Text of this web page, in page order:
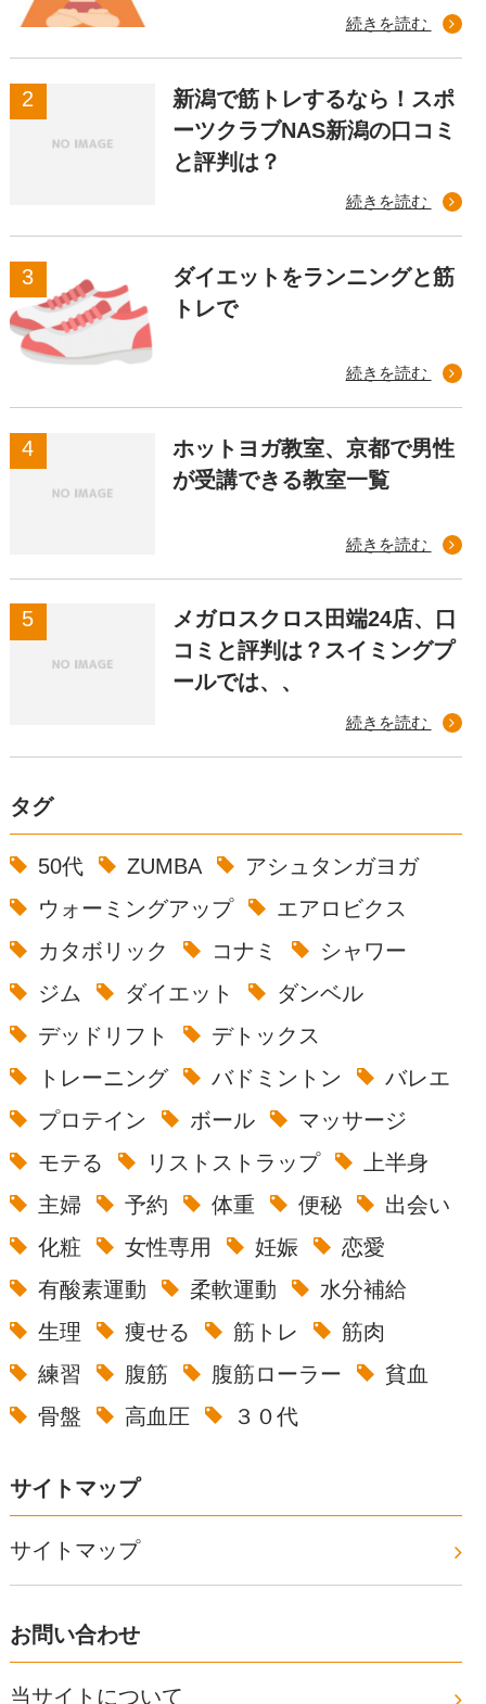
続きを読む
新潟で筋トレするなら！スポ
ーツクラブNAS新潟の口コミ
と評判は？
続きを読む
ダイエットをランニングと筋
トレで
続きを読む
ホットヨガ教室、京都で男性
が受講できる教室一覧
続きを読む
メガロスクロス田端24店、口
コミと評判は？スイミングプ
ールでは、、
続きを読む
タグ
50代 ZUMBA
アシュタンガヨガ
ウォーミングアップ
エアロビクス
カタボリック
コナミ
シャワー
ジム
ダイエット
ダンベル
デッドリフト
デトックス
トレーニング
バドミントン
バレエ
プロテイン
ボール
マッサージ
モテる
リストストラップ
上半身
主婦
予約 体重 便秘
出会い
化粧
女性専用 妊娠
恋愛
有酸素運動
柔軟運動
水分補給
生理
痩せる 筋トレ
筋肉
練習
腹筋 腹筋ローラー
貧血
骨盤
高血圧 ３０代
サイトマップ
サイトマップ
お問い合わせ
当サイトについて